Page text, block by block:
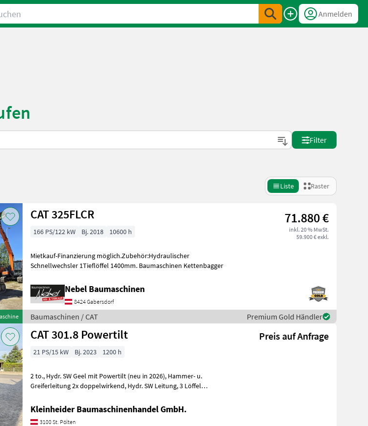
Anmelden
Filter
Liste Raster
CAT 325FLCR 71.880 €
inkl. 20 % MwSt.
59.900 € exkl.
166 PS/122 kW Bj. 2018 10600 h
Mietkauf-Finanzierung möglich.Zubehör:Hydraulischer
Schnellwechsler 1Tieflöffel 1400mm. Baumaschinen Kettenbagger
Nebel Baumaschinen
8424 Gabersdorf
Baumaschinen / CAT Premium Gold Händler
CAT 301.8 Powertilt Preis auf Anfrage
21 PS/15 kW Bj. 2023 1200 h
2 to., Hydr. SW Geel mit Powertilt (neu in 2026), Hammer- u.
Greiferleitung 2x doppelwirkend, Hydr. SW Leitung, 3 Löffel
Kleinheider Baumaschinenhandel GmbH.
3100 St. Pölten